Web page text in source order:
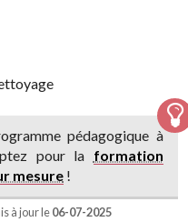
pédagogique à
pour la formation
mesure !
à jour le06-07-2025